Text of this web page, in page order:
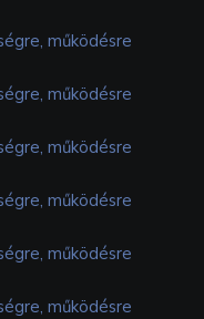
működésre
működésre
működésre
működésre
működésre
működésre